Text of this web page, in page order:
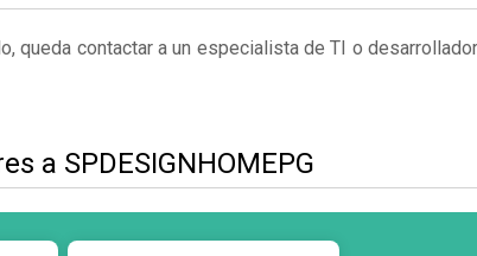
queda contactar a un especialista de TI o
a SPDESIGNHOMEPG